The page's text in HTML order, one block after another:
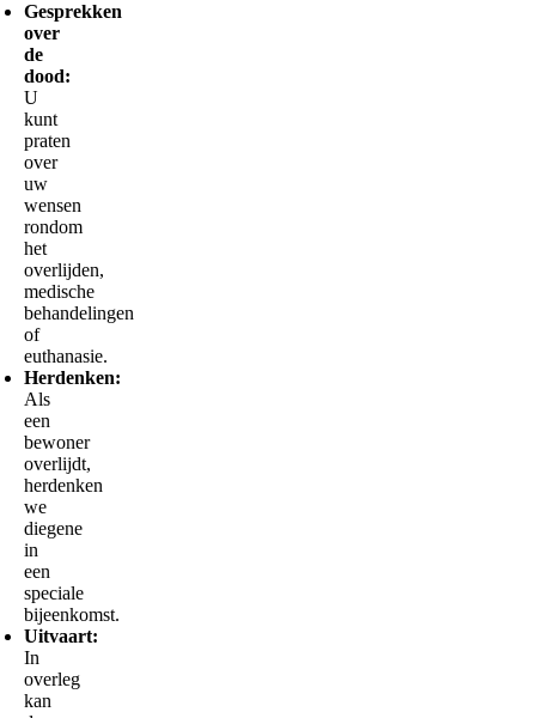
Gesprekken
over
de
dood:
U
kunt
praten
over
uw
wensen
rondom
het
overlijden,
medische
behandelingen
of
euthanasie.
Herdenken:
Als
een
bewoner
overlijdt,
herdenken
we
diegene
in
een
speciale
bijeenkomst.
Uitvaart:
In
overleg
kan